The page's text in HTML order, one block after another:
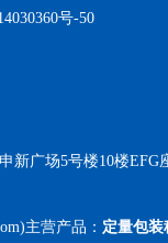
号-50
新广场5号楼10楼EFG
主营产品： 定量包装